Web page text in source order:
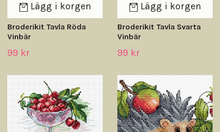
Lägg i korgen
Broderikit Tavla Röda
Vinbär
99 kr
Lägg i korgen
Broderikit Tavla Svarta
Vinbär
99 kr